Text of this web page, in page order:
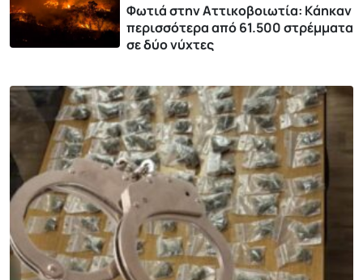
Φωτιά στην Αττικοβοιωτία: Kάηκαν
περισσότερα από 61.500 στρέμματα
σε δύο νύχτες